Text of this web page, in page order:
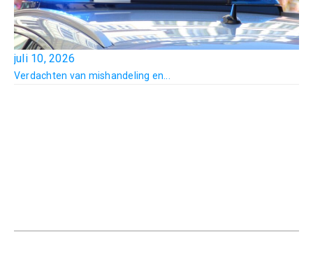
juli 10, 2026
Verdachten van mishandeling en...